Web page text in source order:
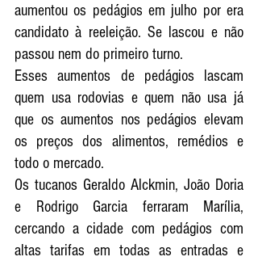
aumentou os pedágios em julho por era
candidato à reeleição. Se lascou e não
passou nem do primeiro turno.
Esses aumentos de pedágios lascam
quem usa rodovias e quem não usa já
que os aumentos nos pedágios elevam
os preços dos alimentos, remédios e
todo o mercado.
Os tucanos Geraldo Alckmin, João Doria
e Rodrigo Garcia ferraram Marília,
cercando a cidade com pedágios com
altas tarifas em todas as entradas e